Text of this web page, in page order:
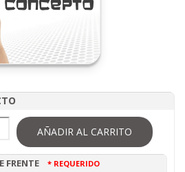
AÑADIR AL CARRITO
FRENTE * REQUERIDO